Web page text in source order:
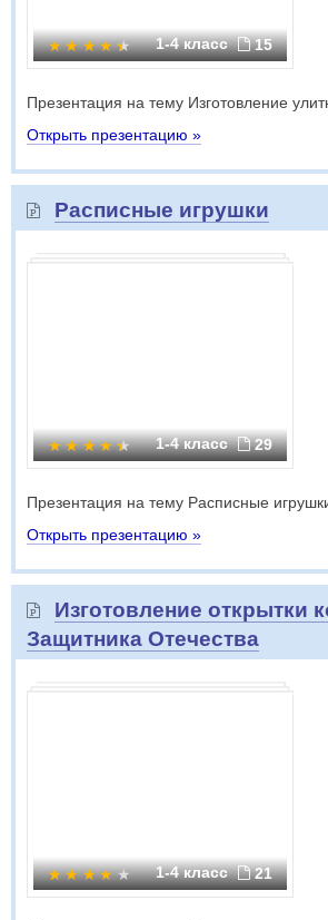
1-4 класс 15
Презентация на тему Изготовление
Открыть презентацию »
Расписные игрушки
1-4 класс 29
Презентация на тему Расписные
Открыть презентацию »
Изготовление открытки
Защитника Отечества
1-4 класс 21